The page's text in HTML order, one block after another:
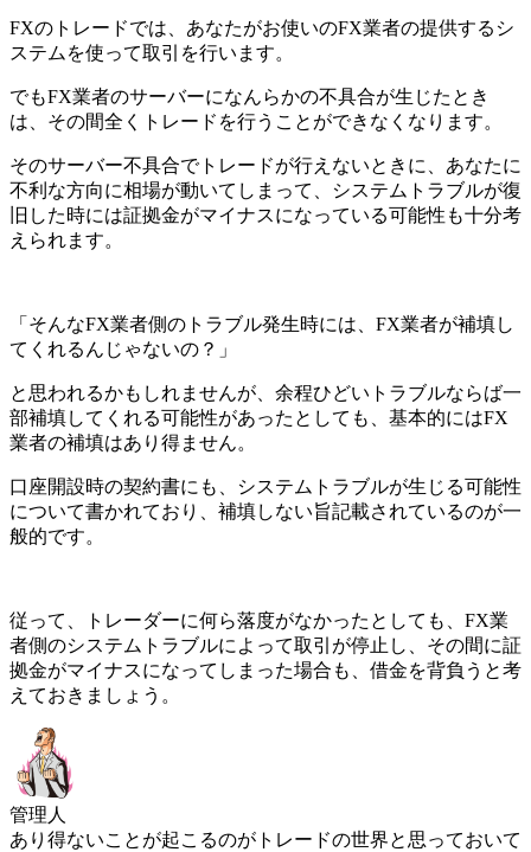
FXのトレードでは、あなたがお使いのFX業者の提供するシ
ステムを使って取引を行います。
でもFX業者のサーバーになんらかの不具合が生じたとき
は、その間全くトレードを行うことができなくなります。
そのサーバー不具合でトレードが行えないときに、あなたに
不利な方向に相場が動いてしまって、システムトラブルが復
旧した時には証拠金がマイナスになっている可能性 も十分考
えられます。
「そんなFX業者側のトラブル発生時には、FX業者が補填し
てくれるんじゃないの？」
と思われるかもしれませんが、余程ひどいトラブルならば一
部補填してくれる可能性があったとしても、 基本的にはFX
業者の補填はあり得ません。
口座開設時の契約書にも、システムトラブルが生じる可能性
について書かれており、補填しない旨記載されているのが一
般的です。
従って、トレーダーに何ら落度がなかったとしても、 FX業
者側のシステムトラブルによって取引が停止し、その間に証
拠金がマイナスになってしまった場合も、借金を背負う と考
えておきましょう。
管理人
あり得ないことが起こるのがトレードの世界と思っておいて